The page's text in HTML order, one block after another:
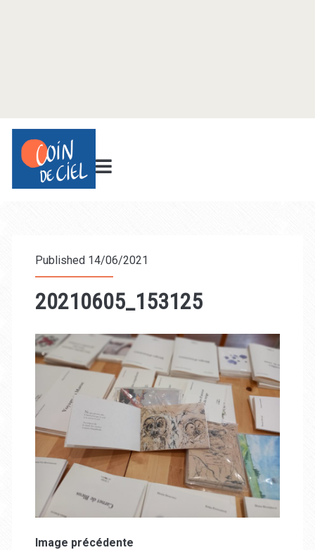
Published 14/06/2021
20210605_153125
Image précédente